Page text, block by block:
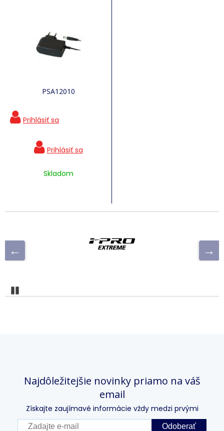
PSA12010
Skladom
Najdôležitejšie novinky priamo na váš
email
Získajte zaujímavé informácie vždy medzi prvými
Odoberať